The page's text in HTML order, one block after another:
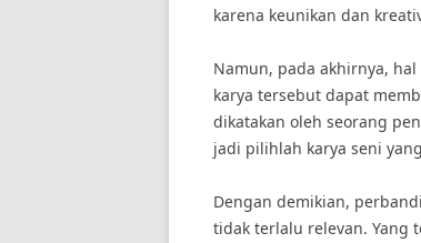
karena keunikan dan
Namun, pada akhirnya,
karya tersebut dapat
dikatakan oleh seorang
jadi pilihlah karya seni
Dengan demikian,
tidak terlalu relevan. Yang